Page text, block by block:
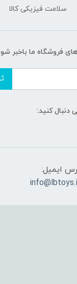
سلامت فیزیکی کالا
فروشگاه ما باخبر
دنبال کنید:
ایمیل: